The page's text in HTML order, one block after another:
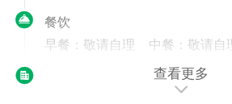
餐饮
早餐：敬请自理
中餐：敬请自
查看更多